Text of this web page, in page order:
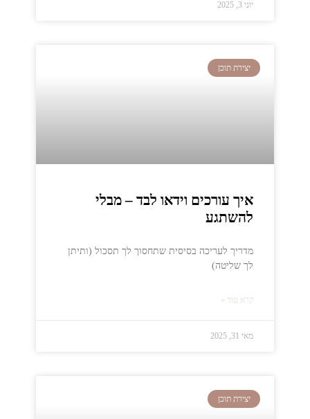
יוני 3, 2025
יצירת תוכן
איך עורכים וידאו לבד – מבלי
להשתגע
מדריך לעריכה בסיסית שתחסוך לך תסכול (ותיתן
לך שליטה)
קרא עוד »
מאי 31, 2025
יצירת תוכן